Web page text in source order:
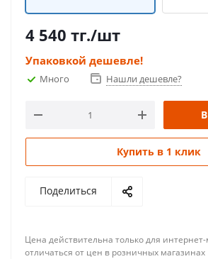
4 540 тг./шт
Упаковкой дешевле!
Много Нашли дешевле?
Купить в 1 клик
Поделиться
Цена действительна только для
отличаться от цен в розничных магазинах